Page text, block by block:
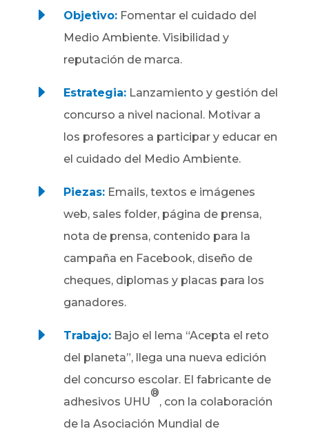
E Objetivo:Fomentar el cuidado del
Medio Ambiente. Visibilidad y
reputación de marca.
E Estrategia:Lanzamiento y gestión del
concurso a nivel nacional. Motivar a
los profesores a participar y educar en
el cuidado del Medio Ambiente.
E Piezas:Emails, textos e imágenes
web, sales folder, página de prensa,
nota de prensa, contenido para la
campaña en Facebook, diseño de
cheques, diplomas y placas para los
ganadores.
E Trabajo: Bajo el lema “Acepta el reto
del planeta”, llega una nueva edición
del concurso escolar. El fabricante de
adhesivos UHU
®
, con la colaboración
de la Asociación Mundial de